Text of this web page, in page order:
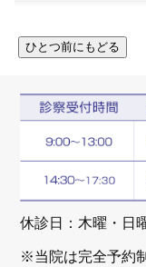
休診日：木曜・日
※当院は完全予約